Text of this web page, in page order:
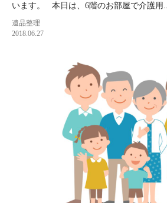
います。 本日は、6階のお部屋で介護用...
遺品整理
2018.06.27